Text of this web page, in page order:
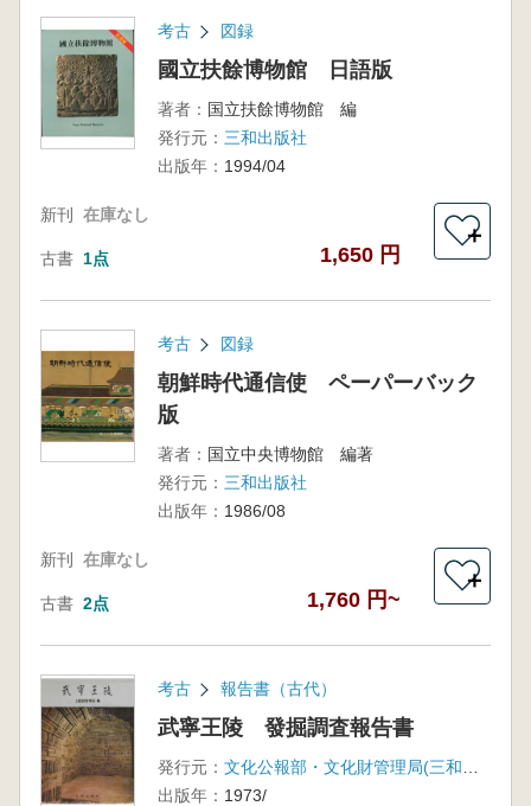
考古 図録
國立扶餘博物館 日語版
著者： 国立扶餘博物館 編
発行元： 三和出版社
出版年： 1994/04
新刊 在庫なし
古書 1点 1,650 円
＋
考古 図録
朝鮮時代通信使 ペーパーバック
版
著者： 国立中央博物館 編著
発行元： 三和出版社
出版年： 1986/08
新刊 在庫なし
古書 2点 1,760 円~
＋
考古 報告書（古代）
武寧王陵 發掘調査報告書
発行元：
出版年： 1973/